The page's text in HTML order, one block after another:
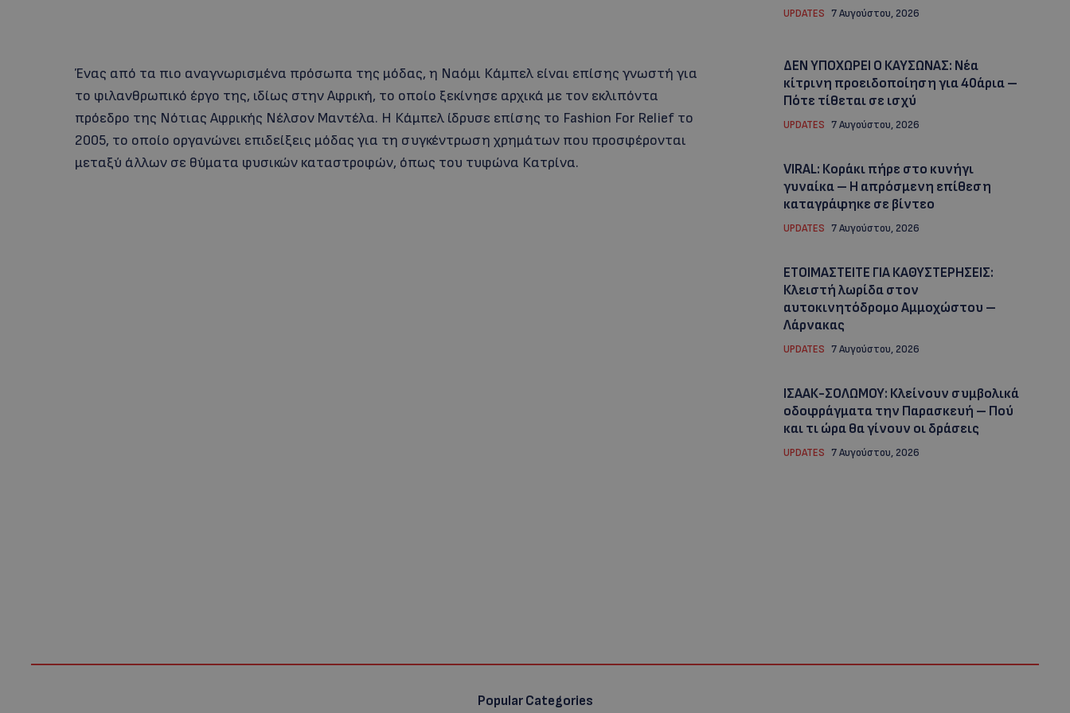
Ένας από τα πιο αναγνωρισμένα πρόσωπα της μόδας, η Ναόμι Κάμπελ είναι επίσης γνωστή για
το φιλανθρωπικό έργο της, ιδίως στην Αφρική, το οποίο ξεκίνησε αρχικά με τον εκλιπόντα
πρόεδρο της Νότιας Αφρικής Νέλσον Μαντέλα. Η Κάμπελ ίδρυσε επίσης το Fashion For Relief το
2005, το οποίο οργανώνει επιδείξεις μόδας για τη συγκέντρωση χρημάτων που προσφέρονται
μεταξύ άλλων σε θύματα φυσικών καταστροφών, όπως του τυφώνα Κατρίνα.
UPDATES 7 Αυγούστου, 2026
ΔΕΝ ΥΠΟΧΩΡΕΙ Ο ΚΑΥΣΩΝΑΣ: Νέα
κίτρινη προειδοποίηση για 40άρια –
Πότε τίθεται σε ισχύ
UPDATES 7 Αυγούστου, 2026
VIRAL: Κοράκι πήρε στο κυνήγι
γυναίκα – Η απρόσμενη επίθεση
καταγράφηκε σε βίντεο
UPDATES 7 Αυγούστου, 2026
ΕΤΟΙΜΑΣΤΕΙΤΕ ΓΙΑ ΚΑΘΥΣΤΕΡΗΣΕΙΣ:
Κλειστή λωρίδα στον
αυτοκινητόδρομο Αμμοχώστου –
Λάρνακας
UPDATES 7 Αυγούστου, 2026
ΙΣΑΑΚ-ΣΟΛΩΜΟΥ: Κλείνουν συμβολικά
οδοφράγματα την Παρασκευή – Πού
και τι ώρα θα γίνουν οι δράσεις
UPDATES 7 Αυγούστου, 2026
Popular Categories